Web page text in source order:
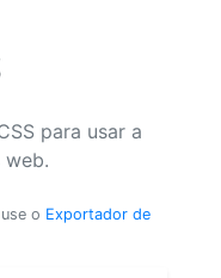
para usar a
web.
o Exportador de